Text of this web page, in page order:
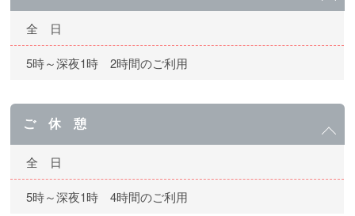
全 日
5時～深夜1時 2時間のご利用
ご 休 憩
全 日
5時～深夜1時 4時間のご利用